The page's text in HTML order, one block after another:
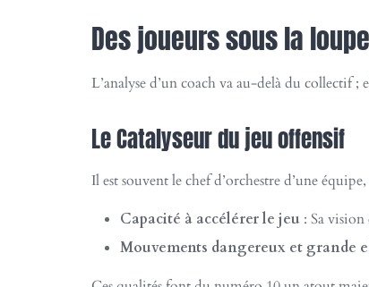
Des joueurs sous la
L’analyse d’un coach va au-delà du collectif
Le Catalyseur du jeu offensif
Il est souvent le chef d’orchestre d’une
Capacité à accélérer le jeu : Sa vision
Mouvements dangereux et grande